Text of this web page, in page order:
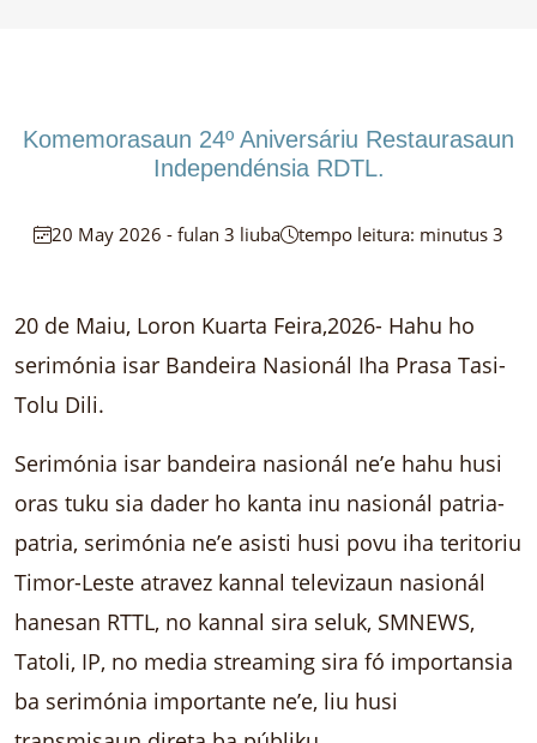
Komemorasaun 24º Aniversáriu Restaurasaun
Independénsia RDTL.
20 May 2026 - fulan 3 liuba tempo leitura: minutus 3
20 de Maiu, Loron Kuarta Feira,2026- Hahu ho
serimónia isar Bandeira Nasionál Iha Prasa Tasi-
Tolu Dili.
Serimónia isar bandeira nasionál ne’e hahu husi
oras tuku sia dader ho kanta inu nasionál patria-
patria, serimónia ne’e asisti husi povu iha teritoriu
Timor-Leste atravez kannal televizaun nasionál
hanesan RTTL, no kannal sira seluk, SMNEWS,
Tatoli, IP, no media streaming sira fó importansia
ba serimónia importante ne’e, liu husi